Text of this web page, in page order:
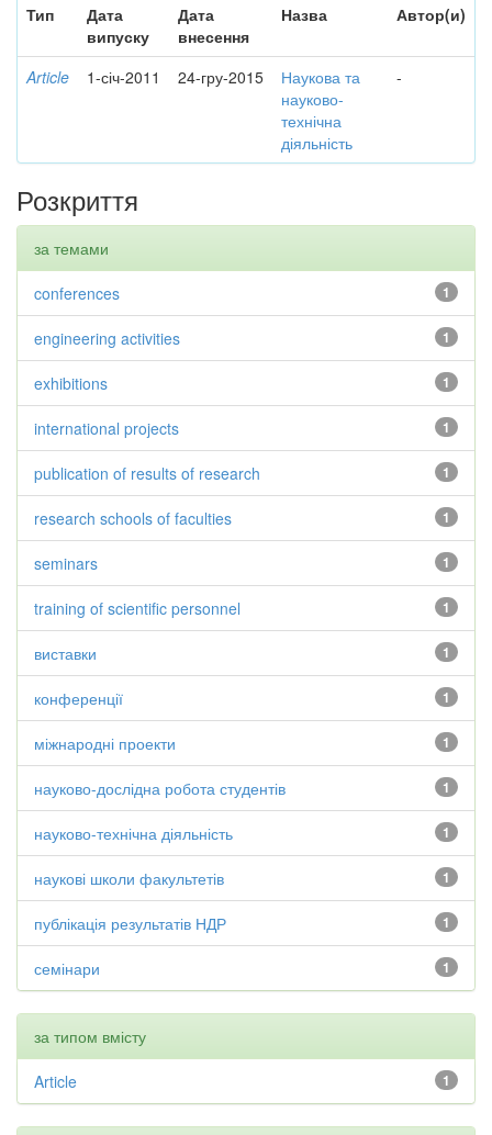
Тип
Дата
випуску
Дата
внесення
Назва Автор(и)
Article 1-січ-2011 24-гру-2015
Наукова та
науково-
технічна
діяльність
-
Розкриття
за темами
1
conferences
1
engineering activities
1
exhibitions
1
international projects
1
publication of results of research
1
research schools of faculties
1
seminars
1
training of scientific personnel
1
виставки
1
конференції
1
міжнародні проекти
1
науково-дослідна робота студентів
1
науково-технічна діяльність
1
наукові школи факультетів
1
публікація результатів НДР
1
семінари
за типом вмісту
1
Article